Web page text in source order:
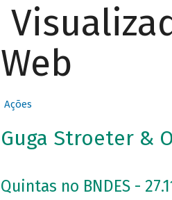
Web
Ações
Guga Stroeter &
Quintas no BNDES -